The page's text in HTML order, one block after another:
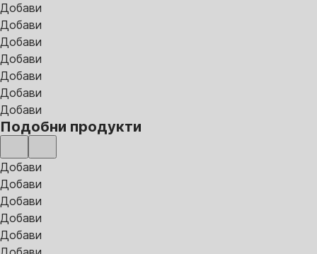
Добави
Добави
Добави
Добави
Добави
Добави
Добави
Подобни продукти
Добави
Добави
Добави
Добави
Добави